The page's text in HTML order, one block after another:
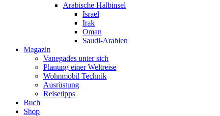
Arabische Halbinsel
Israel
Irak
Oman
Saudi-Arabien
Magazin
Vanegades unter sich
Planung einer Weltreise
Wohnmobil Technik
Ausrüstung
Reisetipps
Buch
Shop